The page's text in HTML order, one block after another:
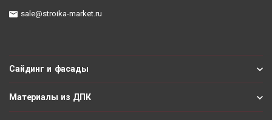
sale@stroika-market.ru
Сайдинг и фасады
Материалы из ДПК